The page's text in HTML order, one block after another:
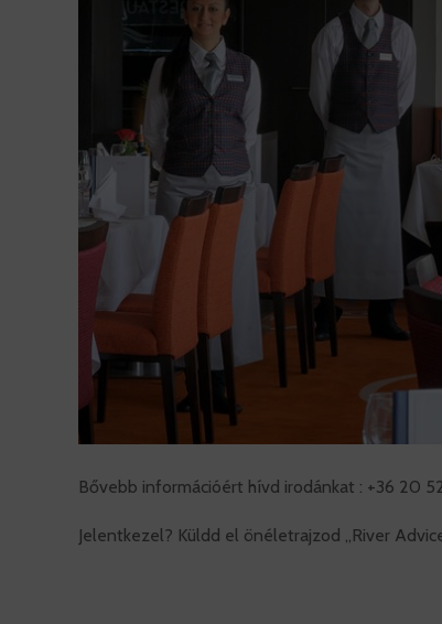
Bővebb információért hívd irodánkat : +36 20
Jelentkezel? Küldd el önéletrajzod „River